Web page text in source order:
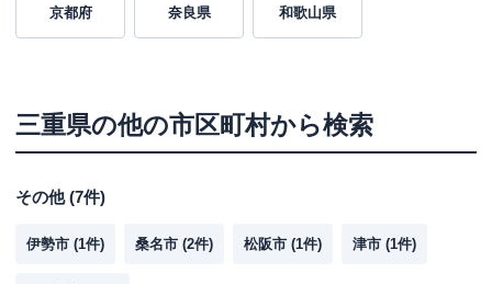
京都府 奈良県 和歌山県
三重県の他の市区町村から検索
その他(7件)
伊勢市 (1件) 桑名市 (2件) 松阪市 (1件) 津市 (1件)